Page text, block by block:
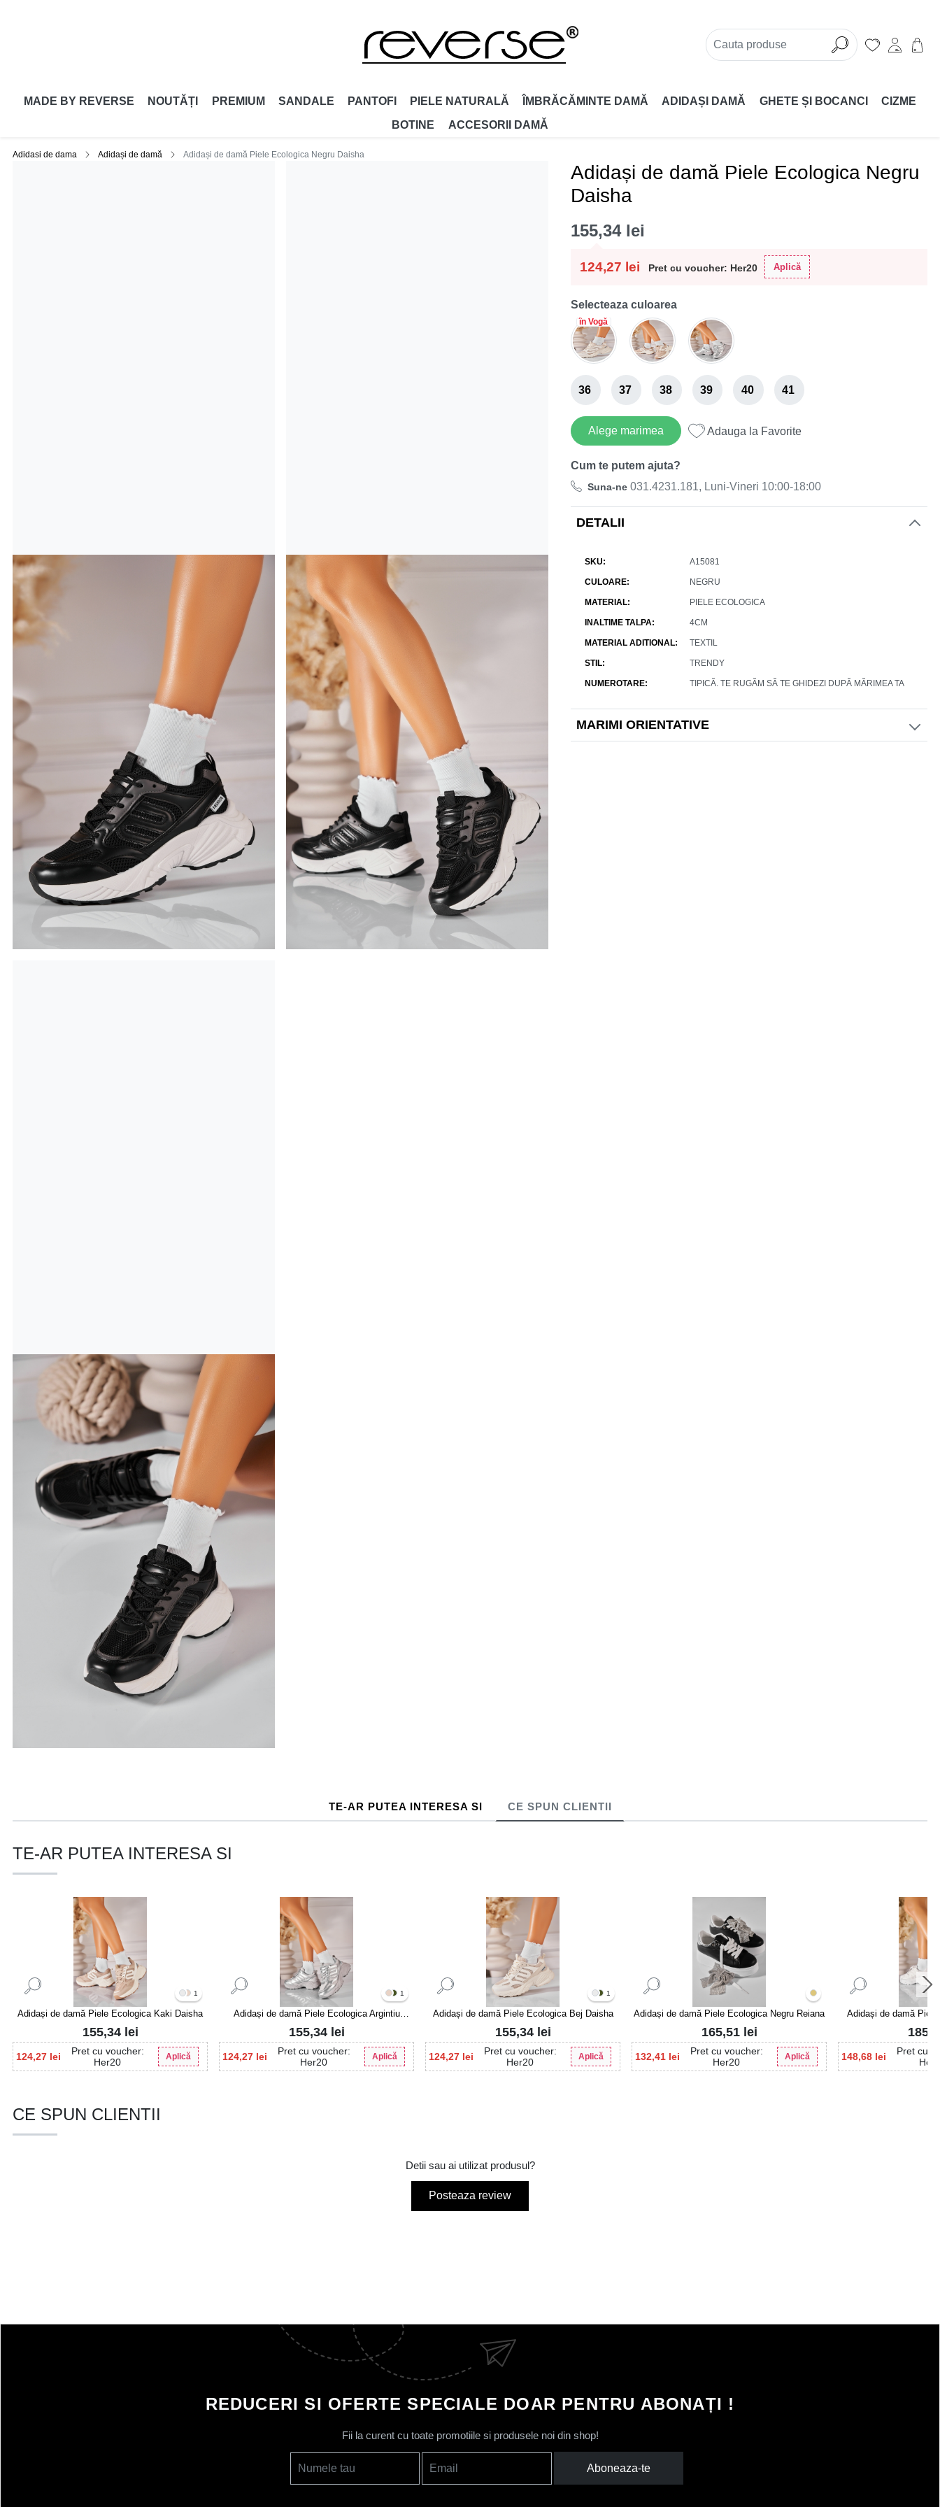
MADE BY REVERSE NOUTĂȚI PREMIUM SANDALE PANTOFI PIELE NATURALĂ ÎMBRĂCĂMINTE DAMĂ ADIDAȘI DAMĂ GHETE ȘI BOCANCI
CIZME
BOTINE
ACCESORII DAMǍ
Adidasi de dama Adidași de damă Adidași de damă Piele Ecologica Negru Daisha
Adidași de damă Piele Ecologica Negru
Daisha
124,27 lei Pret cu voucher: Her20 Aplică
155,34 lei
Selecteaza culoarea
în Vogă
36 37 38 39 40 41
Alege marimea Adauga la Favorite
Cum te putem ajuta?
Suna-ne031.4231.181, Luni-Vineri 10:00-18:00
DETALII
SKU A15081
CULOARE NEGRU
MATERIAL PIELE ECOLOGICA
INALTIME TALPA 4CM
MATERIAL ADITIONAL TEXTIL
STIL TRENDY
NUMEROTARE TIPICĂ. TE RUGĂM SĂ TE GHIDEZI DUPĂ MĂRIMEA TA
MARIMI ORIENTATIVE
TE-AR PUTEA INTERESA SI CE SPUN CLIENTII
TE-AR PUTEA INTERESA SI
1
Adidași de damă Piele Ecologica Kaki Daisha
124,27 lei
Pret cu voucher:
Her20
Aplică
155,34 lei
1
Adidași de damă Piele Ecologica Argintiu
Daisha
124,27 lei
Pret cu voucher:
Her20
Aplică
155,34 lei
1
Adidași de damă Piele Ecologica Bej Daisha
124,27 lei
Pret cu voucher:
Her20
Aplică
155,34 lei
Adidași de damă Piele Ecologica Negru Reiana
132,41 lei
Pret cu voucher:
Her20
Aplică
165,51 lei
Adidași de damă
148,68 lei
Pret cu
CE SPUN CLIENTII
Detii sau ai utilizat produsul?
Posteaza review
REDUCERI SI OFERTE SPECIALE DOAR PENTRU ABONAȚI !
Fii la curent cu toate promotiile si produsele noi din shop!
Numele tau Email Aboneaza-te